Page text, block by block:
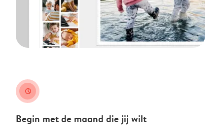
clock
Begin met de maand die jij wilt